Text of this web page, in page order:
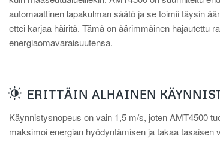
automaattinen lapakulman säätö ja se toimii täysin
ettei karjaa häiritä. Tämä on äärimmäinen hajautettu
energiaomavaraisuutensa.
ERITTÄIN ALHAINEN
Käynnistysnopeus on vain 1,5 m/s, joten AMT4500
maksimoi energian hyödyntämisen ja takaa tasaisen